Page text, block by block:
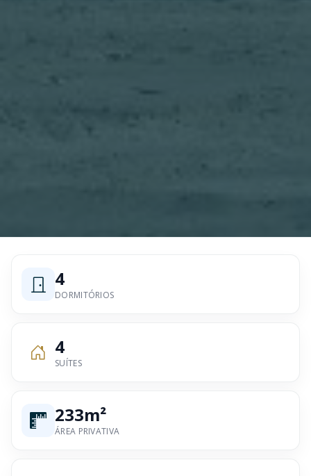
4
DORMITÓRIOS
4
SUÍTES
233m²
ÁREA PRIVATIVA